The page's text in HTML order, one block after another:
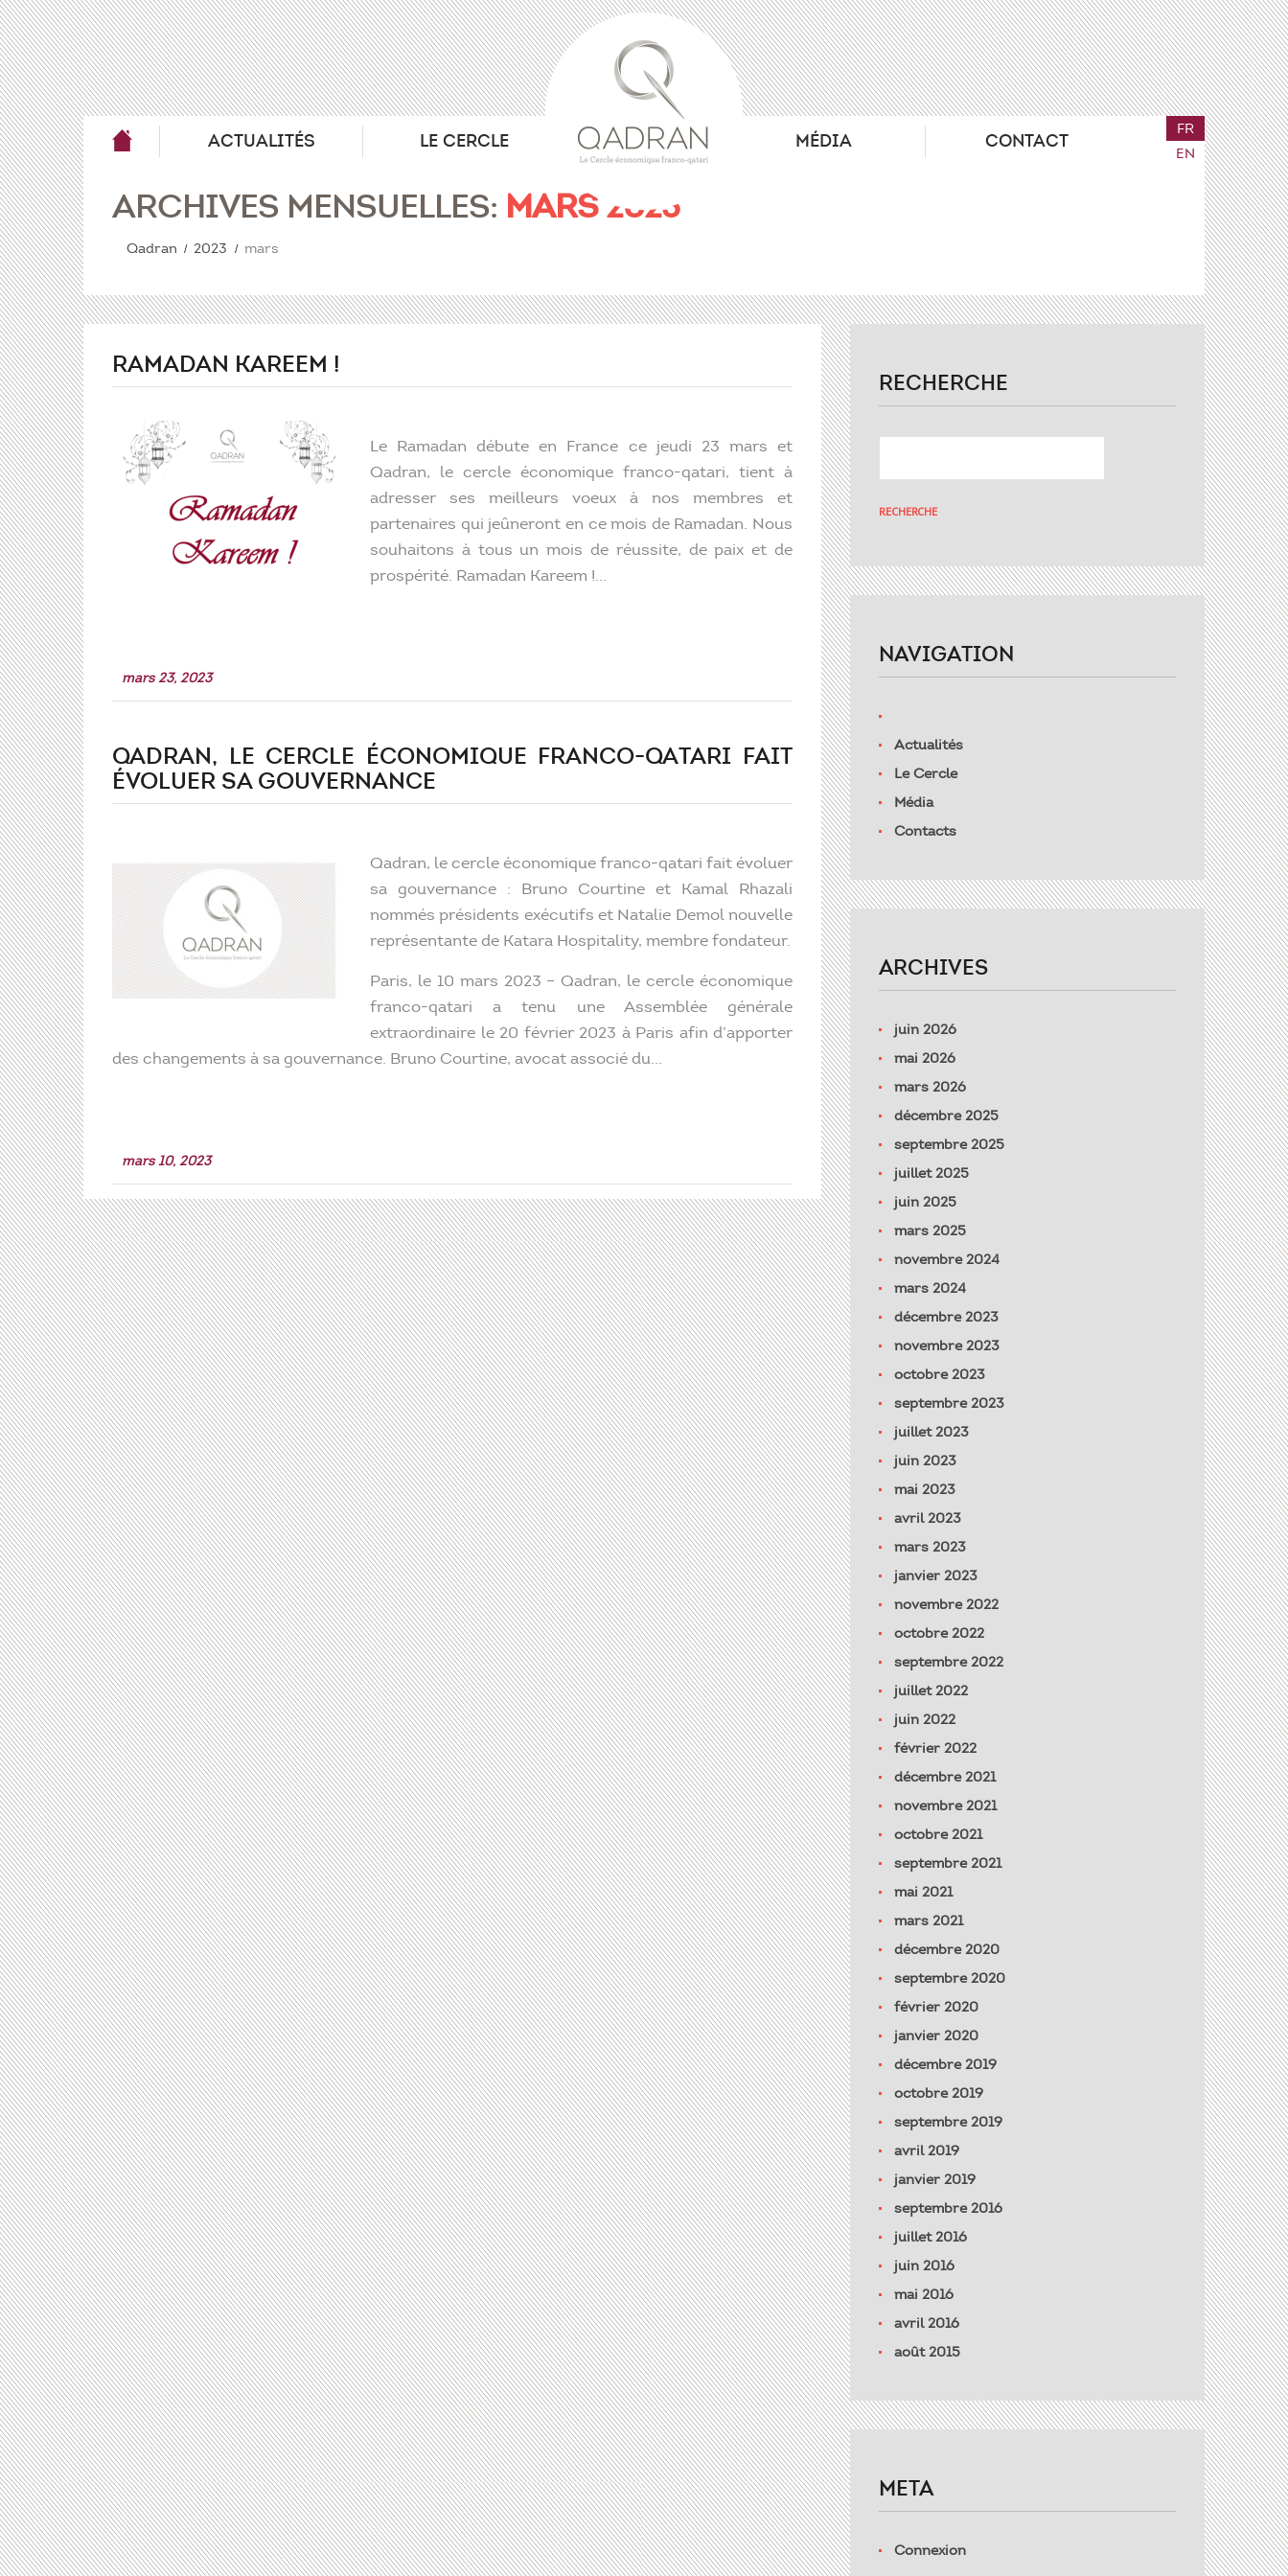
ACTUALITÉS LE CERCLE MÉDIA CONTACT
FR
EN
ARCHIVES MENSUELLES: MARS 2023
Qadran 2023 mars
RAMADAN KAREEM !
Le Ramadan débute en France ce jeudi 23 mars et
Qadran, le cercle économique franco-qatari, tient à
adresser ses meilleurs voeux à nos membres et
partenaires qui jeûneront en ce mois de Ramadan. Nous
souhaitons à tous un mois de réussite, de paix et de
prospérité. Ramadan Kareem !...
mars 23, 2023
QADRAN, LE CERCLE ÉCONOMIQUE FRANCO-QATARI FAIT
ÉVOLUER SA GOUVERNANCE
Qadran, le cercle économique franco-qatari fait évoluer
sa gouvernance : Bruno Courtine et Kamal Rhazali
nommés présidents exécutifs et Natalie Demol nouvelle
représentante de Katara Hospitality, membre fondateur.
Paris, le 10 mars 2023 – Qadran, le cercle économique
franco-qatari a tenu une Assemblée générale
extraordinaire le 20 février 2023 à Paris afin d’apporter
des changements à sa gouvernance. Bruno Courtine, avocat associé du...
mars 10, 2023
RECHERCHE
NAVIGATION
Actualités
Le Cercle
Média
Contacts
ARCHIVES
juin 2026
mai 2026
mars 2026
décembre 2025
septembre 2025
juillet 2025
juin 2025
mars 2025
novembre 2024
mars 2024
décembre 2023
novembre 2023
octobre 2023
septembre 2023
juillet 2023
juin 2023
mai 2023
avril 2023
mars 2023
janvier 2023
novembre 2022
octobre 2022
septembre 2022
juillet 2022
juin 2022
février 2022
décembre 2021
novembre 2021
octobre 2021
septembre 2021
mai 2021
mars 2021
décembre 2020
septembre 2020
février 2020
janvier 2020
décembre 2019
octobre 2019
septembre 2019
avril 2019
janvier 2019
septembre 2016
juillet 2016
juin 2016
mai 2016
avril 2016
août 2015
META
Connexion